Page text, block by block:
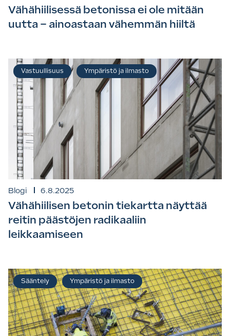
Vähähiilisessä betonissa ei ole mitään
uutta – ainoastaan vähemmän hiiltä
Blogi 6.8.2025
Vähähiilisen betonin tiekartta näyttää
reitin päästöjen radikaaliin
leikkaamiseen
Vastuullisuus Ympäristö ja ilmasto
Sääntely Ympäristö ja ilmasto